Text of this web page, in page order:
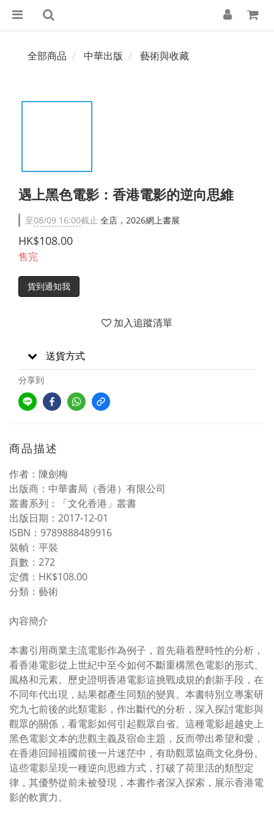
全部商品 中華出版 藝術與收藏
遇上黑色電影：香港電影的逆向思維
至08/09 16:00截止 全店，2026網上書展
HK$108.00
售完
貨到通知我
加入追蹤清單
送貨方式
分享到
商品描述
作者：陳劍梅
出版商：中華書局（香港）有限公司
叢書系列：「文化香港」叢書
出版日期：2017-12-01
ISBN：9789888489916
裝幀：平裝
頁數：272
定價：HK$108.00
分類：藝術
內容簡介
本書引用商業主流電影作為例子，首先藉着歷時性的分析，
看香港電影從上世紀中至今如何不斷重構黑色電影的形式、
風格和元素。歷史證明香港電影這挑戰成規的創新手段，在
不同年代出現，結果都產生同類的變異。本書特別立專案研
究九七前後的此類電影，作出斷代的分析，深入探討電影與
觀眾的關係，看電影如何引起觀眾自省。這種電影超越史上
黑色電影文本的悲觀主義及宿命主題，反而帶出希望和愛，
在香港回歸祖國前後一片迷茫中，有助觀眾協商文化身份。
這些電影呈現一種逆向思維方式，打破了荷里活的類型定
律，其優勢從前未被發現，本書作者深入探索，展示香港電
影的軟實力。